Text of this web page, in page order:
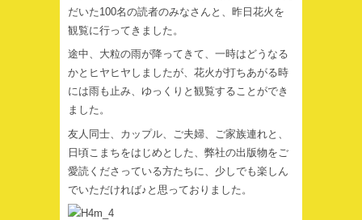
だいた100名の読者のみなさんと、昨日花火を
観覧に行ってきました。
途中、大粒の雨が降ってきて、一時はどうなる
かとヒヤヒヤしましたが、花火が打ちあがる時
には雨も止み、ゆっくりと観覧することができ
ました。
友人同士、カップル、ご夫婦、ご家族連れと、
日頃こまちをはじめとした、弊社の出版物をご
愛読くださっている方たちに、少しでも楽しん
でいただければ♪と思っておりました。